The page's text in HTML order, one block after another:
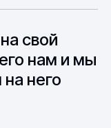
и
свой
нам и мы
него